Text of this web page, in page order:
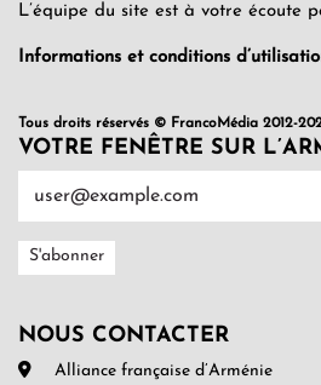
L’équipe du site est à votre écoute
Informations et conditions
Tous droits réservés © FrancoMédia 2012-
VOTRE FENÊTRE SUR
NOUS CONTACTER
Alliance française d’Arménie